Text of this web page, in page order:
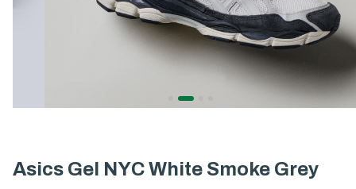
Asics Gel NYC White Smoke Grey